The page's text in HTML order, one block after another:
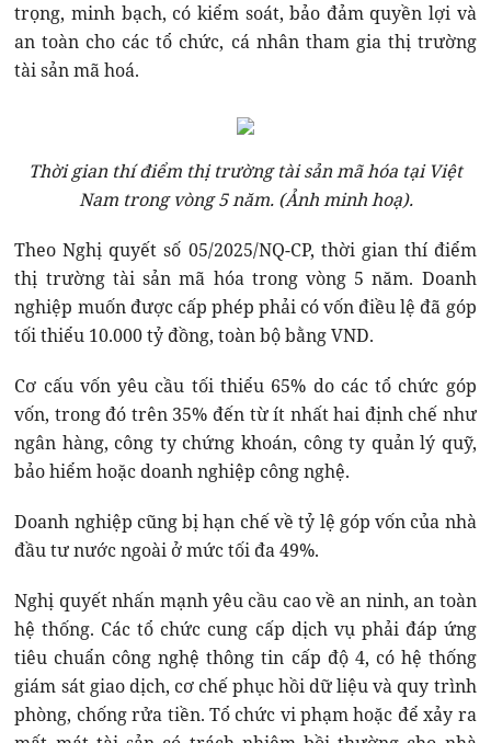
trọng, minh bạch, có kiểm soát, bảo đảm quyền lợi và
an toàn cho các tổ chức, cá nhân tham gia thị trường
tài sản mã hoá.
Thời gian thí điểm thị trường tài sản mã hóa tại Việt
Nam trong vòng 5 năm. (Ảnh minh hoạ).
Theo Nghị quyết số 05/2025/NQ-CP, thời gian thí điểm
thị trường tài sản mã hóa trong vòng 5 năm. Doanh
nghiệp muốn được cấp phép phải có vốn điều lệ đã góp
tối thiểu 10.000 tỷ đồng, toàn bộ bằng VND.
Cơ cấu vốn yêu cầu tối thiểu 65% do các tổ chức góp
vốn, trong đó trên 35% đến từ ít nhất hai định chế như
ngân hàng, công ty chứng khoán, công ty quản lý quỹ,
bảo hiểm hoặc doanh nghiệp công nghệ.
Doanh nghiệp cũng bị hạn chế về tỷ lệ góp vốn của nhà
đầu tư nước ngoài ở mức tối đa 49%.
Nghị quyết nhấn mạnh yêu cầu cao về an ninh, an toàn
hệ thống. Các tổ chức cung cấp dịch vụ phải đáp ứng
tiêu chuẩn công nghệ thông tin cấp độ 4, có hệ thống
giám sát giao dịch, cơ chế phục hồi dữ liệu và quy trình
phòng, chống rửa tiền. Tổ chức vi phạm hoặc để xảy ra